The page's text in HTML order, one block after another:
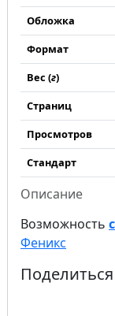
Обложка
Формат
Вес (г)
Страниц
Просмотров
Стандарт
Описание
Возможность
Феникс